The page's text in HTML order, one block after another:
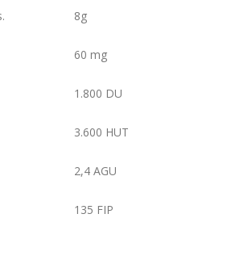
8g
60 mg
1.800 DU
3.600 HUT
2,4 AGU
135 FIP